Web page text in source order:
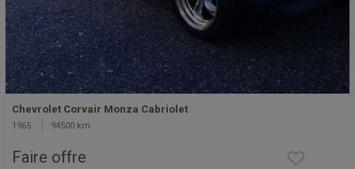
Chevrolet Corvair Monza Cabriolet
1965 94500 km
Faire offre